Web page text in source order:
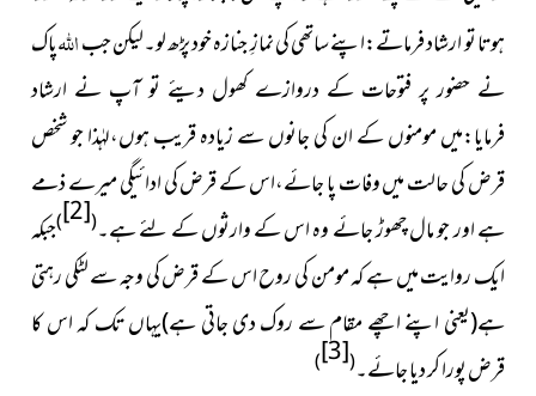
ہوتا تو ارشاد فرماتے:اپنے ساتھی کی نمازِ جنازہ خود پڑھ لو۔لیکن جباللہپاک
نے حضور پر فتوحات کے دروازے کھول دیئے تو آپ نے ارشاد
فرمایا:میں مومنوں کے ان کی جانوںسے زیادہ قریب ہوں،لہٰذا جو شخص
قرض کی حالت میں وفات پا جائے،اس کے قرض کی ادائیگی میرے ذمے
ہے اور جو مال چھوڑ جائے وہ اس کے وارثوں کے لئے ہے۔(
[2]
)جبکہ
ایک روایت میں ہے کہ مومن کی روح اس کے قرض کی وجہ سے لٹکی رہتی
ہے(یعنی اپنے اچھے مقام سے روک دی جاتی ہے)يہاں تک کہ اس کا
قرض پورا کر ديا جائے۔(
[3]
)